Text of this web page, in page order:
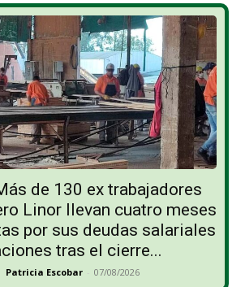
de 130 ex trabajadores
Linor llevan cuatro meses
por sus deudas salariales
tras el cierre...
Patricia Escobar - 07/08/2026